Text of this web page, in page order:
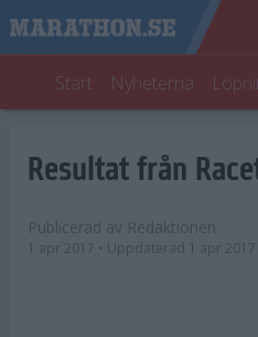
Start Nyheterna
Resultat från
Publicerad av Redaktionen
1 apr 2017 • Uppdaterad 1 apr 2017